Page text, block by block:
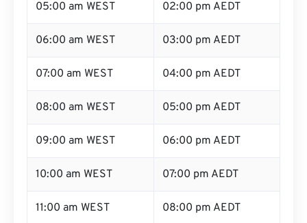
05:00 am WEST 02:00 pm AEDT
06:00 am WEST 03:00 pm AEDT
07:00 am WEST 04:00 pm AEDT
08:00 am WEST 05:00 pm AEDT
09:00 am WEST 06:00 pm AEDT
10:00 am WEST 07:00 pm AEDT
11:00 am WEST 08:00 pm AEDT